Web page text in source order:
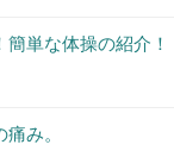
単な体操の紹介！
み。